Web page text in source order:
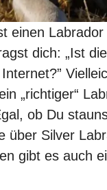
einen
dich: „Ist
„richtiger“
ob Du
über Silver
gibt es auch